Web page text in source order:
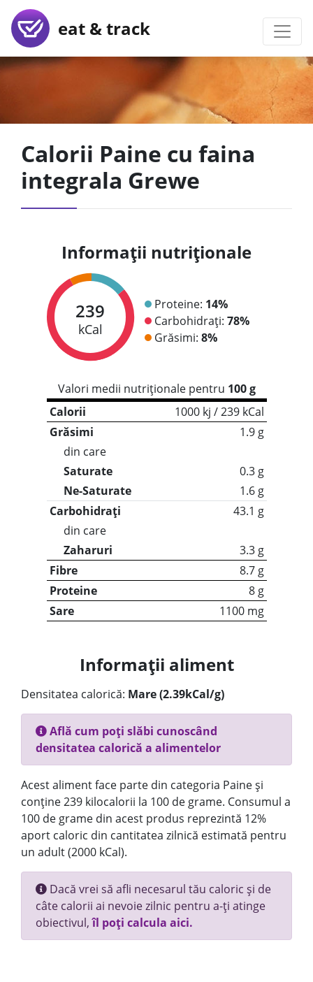
eat & track
Calorii Paine cu faina
integrala Grewe
Informații nutriționale
239
kCal
Proteine: 14%
Carbohidrați: 78%
Grăsimi: 8%
Valori medii nutriționale pentru 100 g
Calorii
1000 kj / 239 kCal
Grăsimi
1.9 g
din care
Saturate
0.3 g
Ne-Saturate
1.6 g
Carbohidrați
43.1 g
din care
Zaharuri
3.3 g
Fibre
8.7 g
Proteine
8 g
Sare
1100 mg
Informații aliment
Densitatea calorică: Mare (2.39kCal/g)
Află cum poți slăbi cunoscând
densitatea calorică a alimentelor
Acest aliment face parte din categoria Paine și
conține 239 kilocalorii la 100 de grame. Consumul a
100 de grame din acest produs reprezintă 12%
aport caloric din cantitatea zilnică estimată pentru
un adult (2000 kCal).
Dacă vrei să afli necesarul tău caloric și de
câte calorii ai nevoie zilnic pentru a-ți atinge
obiectivul,îl poți calcula aici.